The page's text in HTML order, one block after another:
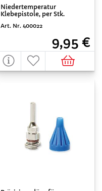
Niedertemperatur
Klebepistole, per Stk.
Art. Nr. 400022
9,95 €